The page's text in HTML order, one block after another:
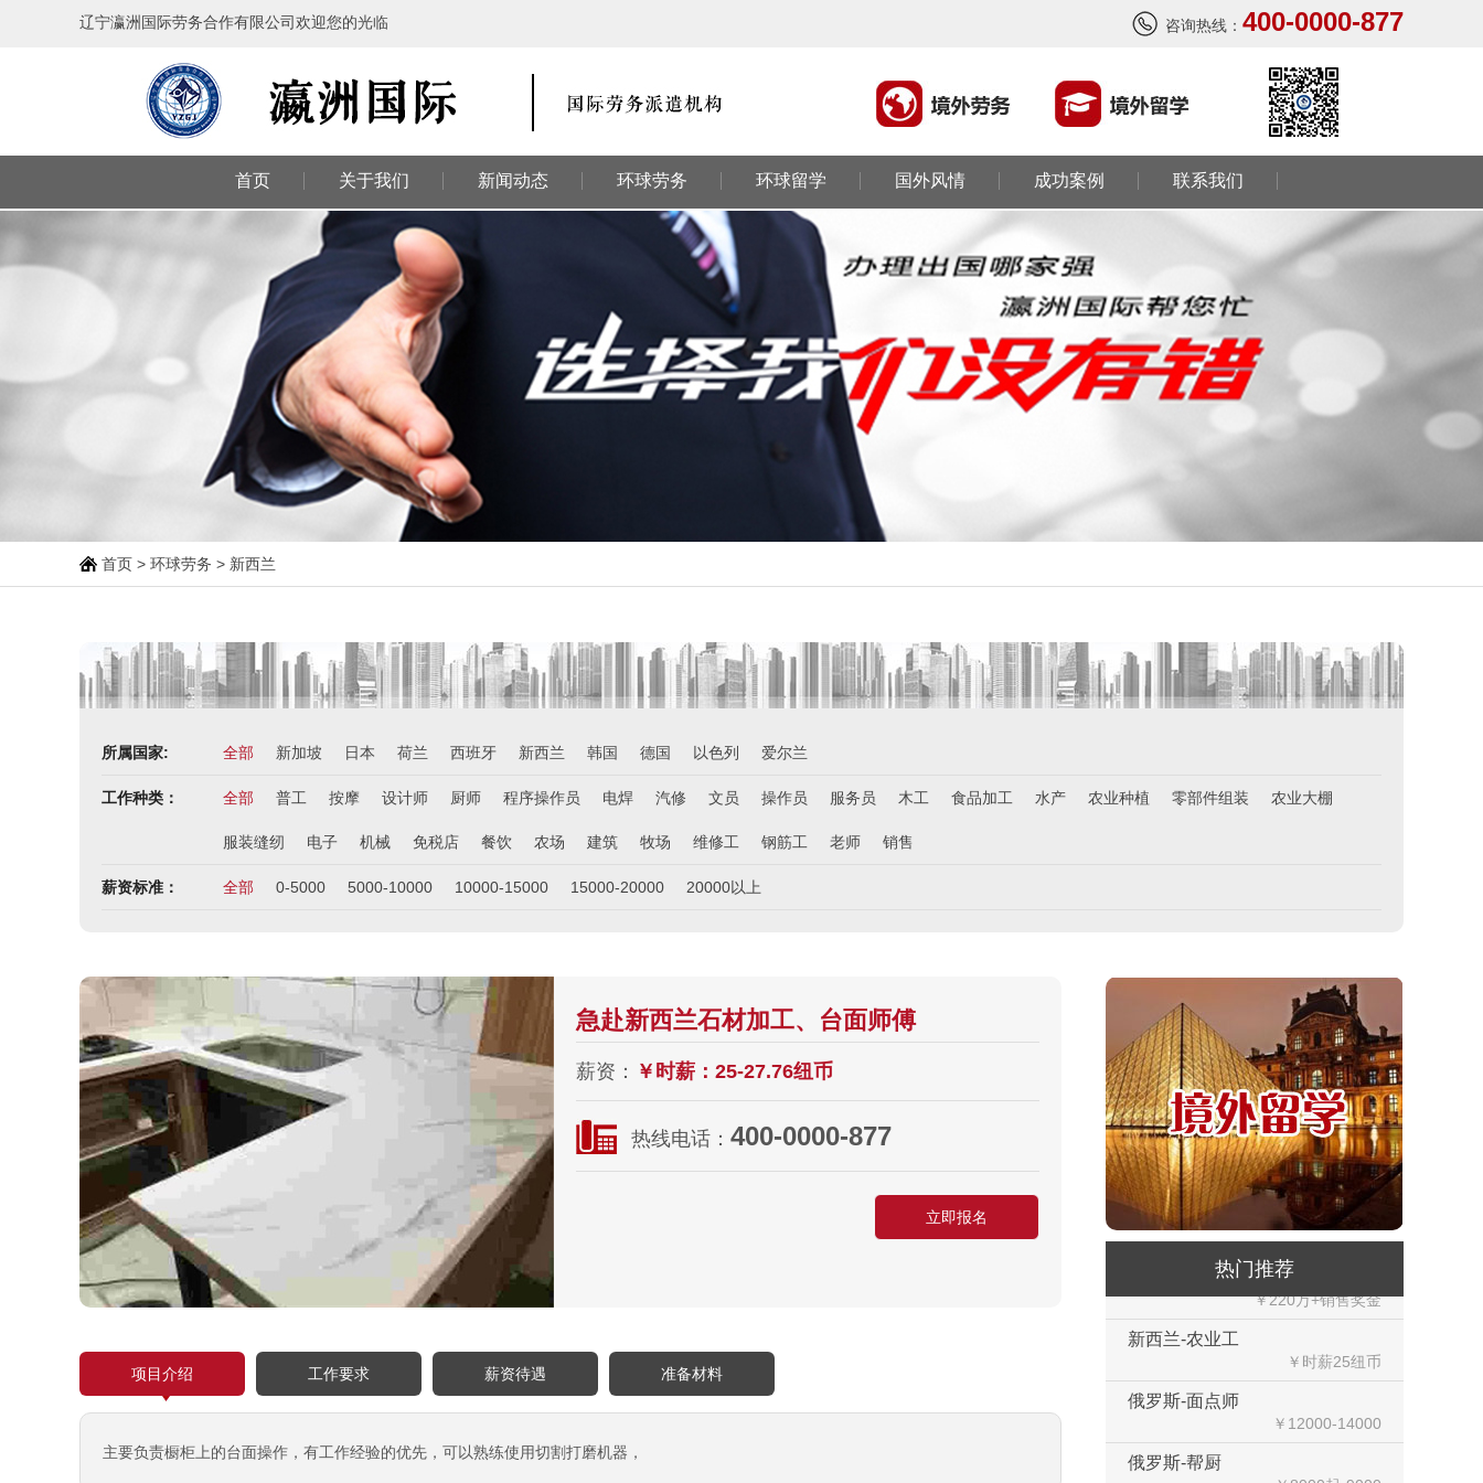
辽宁瀛洲国际劳务合作有限公司欢迎您的光临 咨询热线： 400-0000-877
首页 关于我们 新闻动态 环球劳务 环球留学 国外风情 成功案例 联系我们
首页 > 环球劳务 > 新西兰
所属国家: 全部 新加坡 日本 荷兰 西班牙 新西兰 韩国 德国 以色列 爱尔兰
工作种类： 全部 普工 按摩 设计师 厨师 程序操作员 电焊 汽修 文员 操作员 服务员 木工 食品加工 水产 农业种植 零部件组装 农业大棚
服装缝纫 电子 机械 免税店 餐饮 农场 建筑 牧场 维修工 钢筋工 老师 销售
薪资标准： 全部 0-5000 5000-10000 10000-15000 15000-20000 20000以上
急赴新西兰石材加工、台面师傅
薪资： ￥时薪：25-27.76纽币
热线电话： 400-0000-877
立即报名
项目介绍 工作要求 薪资待遇 准备材料
主要负责橱柜上的台面操作，有工作经验的优先，可以熟练使用切割打磨机器，
热门推荐
西班牙肉食品加工厂
新西兰-按摩师
￥200纽币/天+提成
荷兰-中餐厨师
￥税后月薪2100欧
韩国-烤鸭师傅
￥260-350万韩币
新加坡-火锅店店长
￥3300-3666新（人民币1800-
20000）
韩国-免税店
￥220万+销售奖金